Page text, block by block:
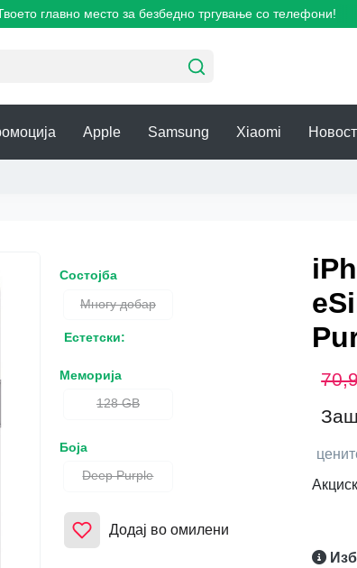
главно место за безбедно тргување со телефони!
Apple Samsung Xiaomi
Состојба
Многу добар
Естетски:
Меморија
128 GB
Боја
Deep Purple
Додај во омилени